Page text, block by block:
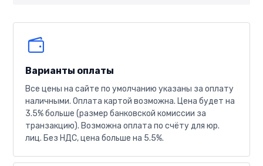
Варианты оплаты
Все цены на сайте по умолчанию указаны за оплату
наличными. Оплата картой возможна. Цена будет на
3.5% больше (размер банковской комиссии за
транзакцию). Возможна оплата по счёту для юр.
лиц. Без НДС, цена больше на 5.5%.